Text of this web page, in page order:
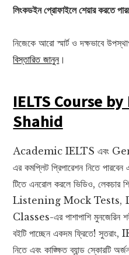
লিংকডইন প্রোফাইলে শেয়ার করতে
নিজেকে আরো স্মার্ট ও দক্ষভাবে
বিস্তারিত জানুন।
IELTS Course
Shahid
Academic IELTS এবং
এর কমপ্লিট প্রিপারেশন নিতে
টিতে এনরোল করলে ভিডিও,
Listening Mock Tests,
Classes-এর পাশাপাশি মুনজেরিন
বইটি পাচ্ছেন একদম ফ্রিতে! সুতরাং,
নিতে এবং কাঙ্ক্ষিত ব্যান্ড